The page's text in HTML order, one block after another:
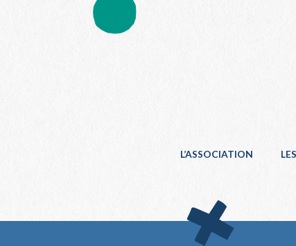
L’ASSOCIATION